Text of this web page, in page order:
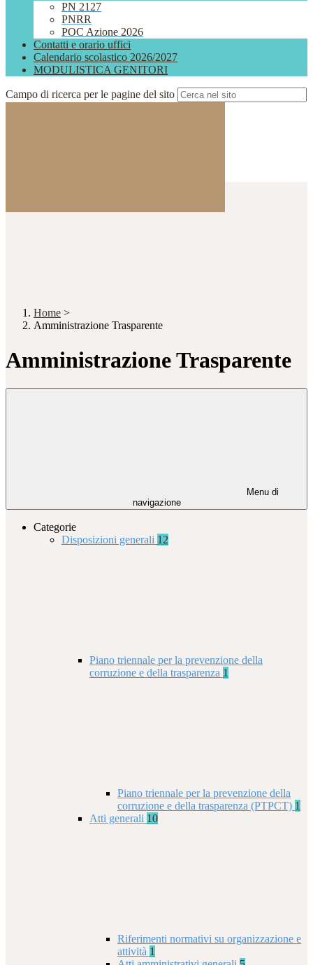
PN 2127
PNRR
POC Azione 2026
Contatti e orario uffici
Calendario scolastico 2026/2027
MODULISTICA GENITORI
Campo di ricerca per le pagine del sito
Home >
Amministrazione Trasparente
Amministrazione Trasparente
Menu di
navigazione
Categorie
Disposizioni generali 12
Piano triennale per la prevenzione della
corruzione e della trasparenza 1
Piano triennale per la prevenzione della
corruzione e della trasparenza (PTPCT) 1
Atti generali 10
Riferimenti normativi su organizzazione e
attività 1